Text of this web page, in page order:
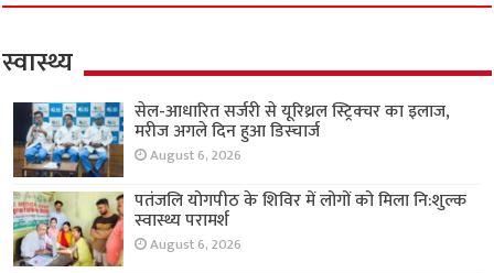
स्वास्थ्य
सेल-आधारित सर्जरी से यूरिथ्रल स्ट्रिक्चर का इलाज,
मरीज अगले दिन हुआ डिस्चार्ज
August 6, 2026
पतंजलि योगपीठ के शिविर में लोगों को मिला नि:शुल्क
स्वास्थ्य परामर्श
August 6, 2026